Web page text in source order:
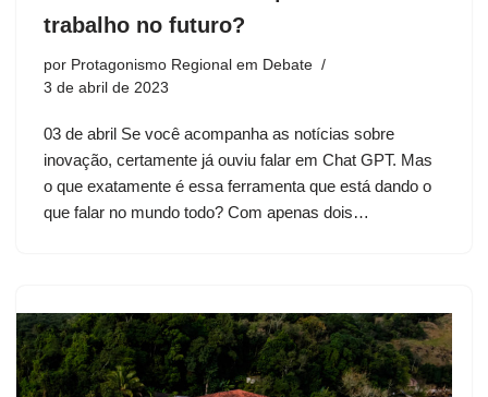
trabalho no futuro?
por Protagonismo Regional em Debate
3 de abril de 2023
03 de abril Se você acompanha as notícias sobre
inovação, certamente já ouviu falar em Chat GPT. Mas
o que exatamente é essa ferramenta que está dando o
que falar no mundo todo? Com apenas dois…